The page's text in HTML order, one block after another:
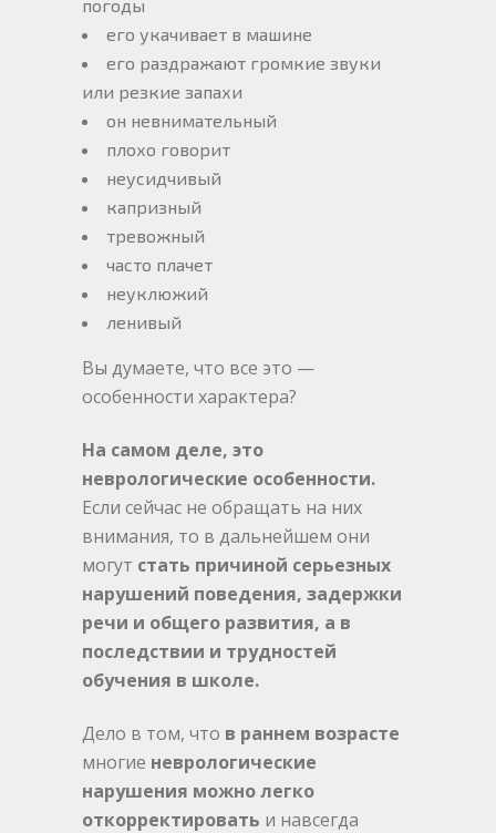
погоды
его укачивает в машине
его раздражают громкие звуки
или резкие запахи
он невнимательный
плохо говорит
неусидчивый
капризный
тревожный
часто плачет
неуклюжий
ленивый
Вы думаете, что все это —
особенности характера?
На самом деле, это
неврологические особенности.
Если сейчас не обращать на них
внимания, то в дальнейшем они
могут стать причиной серьезных
нарушений поведения, задержки
речи и общего развития, а в
последствии и трудностей
обучения в школе.
Дело в том, что в раннем возрасте
многие неврологические
нарушения можно легко
откорректировать и навсегда